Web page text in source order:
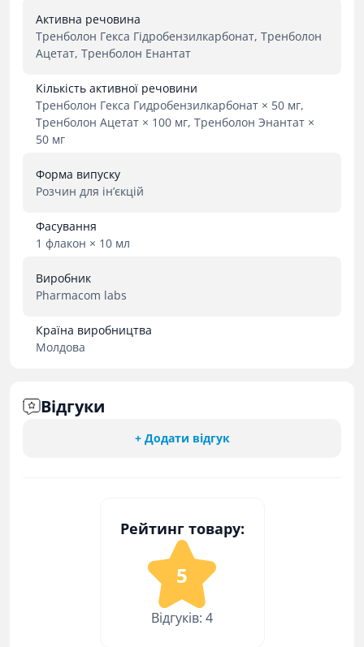
Активна речовина
Тренболон Гекса Гідробензилкарбонат, Тренболон
Ацетат, Тренболон Енантат
Кількість активної речовини
Тренболон Гекса Гидробензилкарбонат × 50 мг,
Тренболон Ацетат × 100 мг, Тренболон Энантат ×
50 мг
Форма випуску
Розчин для ін’єкцій
Фасування
1 флакон × 10 мл
Виробник
Pharmacom labs
Країна виробництва
Молдова
Відгуки
+ Додати відгук
Рейтинг товару:
5
Відгуків: 4